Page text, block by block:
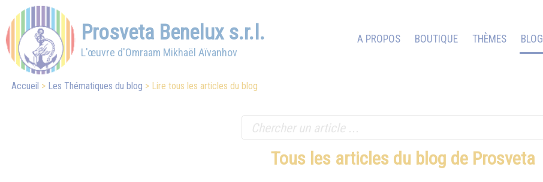
Prosveta Benelux s.r.l.
L'œuvre d'Omraam Mikhaël Aïvanhov
A PROPOS BOUTIQUE THÈMES BLOG
Accueil Les Thématiques du blog Lire tous les articles du blog
Tous les articles du blog de Prosveta